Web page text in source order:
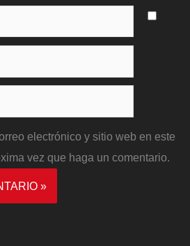
electrónico y sitio web en este
vez que haga un comentario.